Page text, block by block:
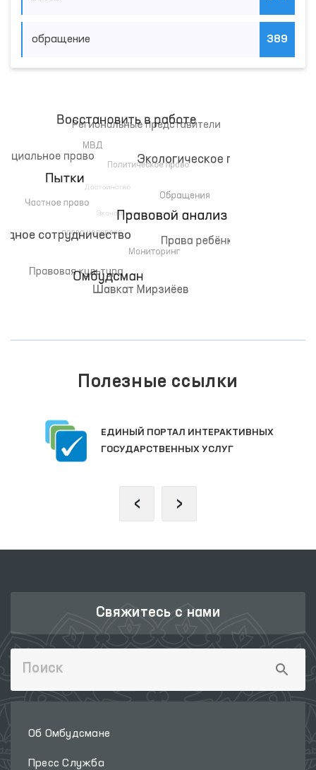
обращение 389
Полезные ссылки
ЕДИНЫЙ ПОРТАЛ ИНТЕРАКТИВНЫХ
ГОСУДАРСТВЕННЫХ УСЛУГ
‹ ›
Свяжитесь с нами
Об Омбудсмане
Пресс Служба